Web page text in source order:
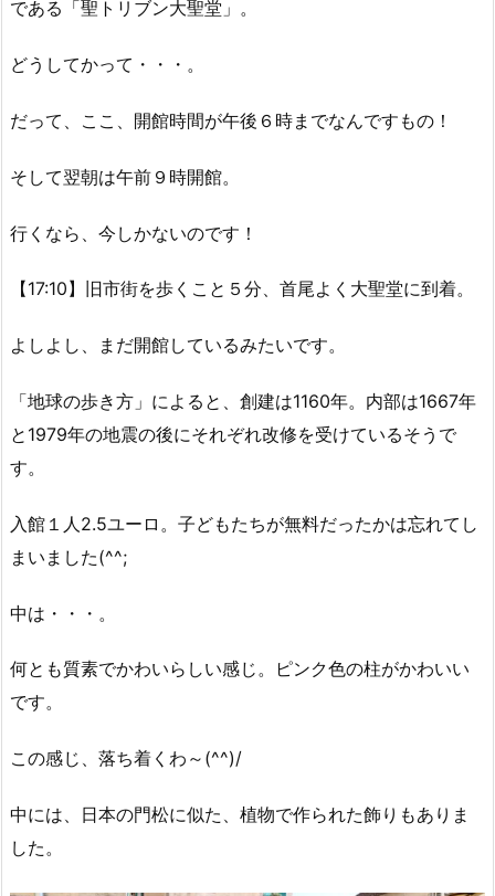
である「聖トリブン大聖堂」。
どうしてかって・・・。
だって、ここ、開館時間が午後６時までなんですもの！
そして翌朝は午前９時開館。
行くなら、今しかないのです！
【17:10】旧市街を歩くこと５分、首尾よく大聖堂に到着。
よしよし、まだ開館しているみたいです。
「地球の歩き方」によると、創建は1160年。内部は1667年
と1979年の地震の後にそれぞれ改修を受けているそうで
す。
入館１人2.5ユーロ。子どもたちが無料だったかは忘れてし
まいました(^^;
中は・・・。
何とも質素でかわいらしい感じ。ピンク色の柱がかわいい
です。
この感じ、落ち着くわ～(^^)/
中には、日本の門松に似た、植物で作られた飾りもありま
した。